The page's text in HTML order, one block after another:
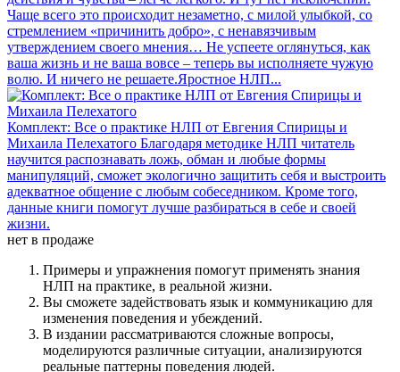
Чаще всего это происходит незаметно, с милой улыбкой, со
стремлением «причинить добро», с ненавязчивым
утверждением своего мнения… Не успеете оглянуться, как
ваша жизнь и не ваша вовсе – теперь вы исполняете чужую
волю. И ничего не решаете.Яростное НЛП...
Комплект: Все о практике НЛП от Евгения Спирицы и
Михаила Пелехатого Благодаря методике НЛП читатель
научится распознавать ложь, обман и любые формы
манипуляций, сможет экологично защитить себя и выстроить
адекватное общение с любым собеседником. Кроме того,
данные книги помогут лучше разбираться в себе и своей
жизни.
нет в продаже
Примеры и упражнения помогут применять знания
НЛП на практике, в реальной жизни.
Вы сможете задействовать язык и коммуникацию для
изменения поведения и убеждений.
В издании рассматриваются сложные вопросы,
моделируются различные ситуации, анализируются
реальные паттерны поведения людей.